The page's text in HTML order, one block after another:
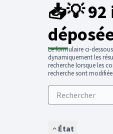
📥💡 92
Le formulaire ci-
dynamiquement les
recherche lorsque les
recherche sont
État